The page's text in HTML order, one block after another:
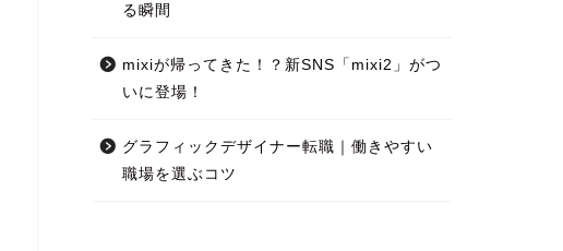
る瞬間
mixiが帰ってきた！？新SNS「mixi2」がつ
いに登場！
グラフィックデザイナー転職｜働きやすい
職場を選ぶコツ